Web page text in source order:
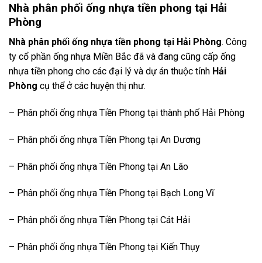
Nhà phân phối ống nhựa tiền phong tại Hải
Phòng
Nhà phân phối ống nhựa tiền phong tại Hải Phòng. Công
ty cổ phần ống nhựa Miền Bắc đã và đang cũng cấp ống
nhựa tiền phong cho các đại lý và dự án thuộc tỉnh Hải
Phòng cụ thể ở các huyện thị như.
– Phân phối ống nhựa Tiền Phong tại thành phố Hải Phòng
– Phân phối ống nhựa Tiền Phong tại An Dương
– Phân phối ống nhựa Tiền Phong tại An Lão
– Phân phối ống nhựa Tiền Phong tại Bạch Long Vĩ
– Phân phối ống nhựa Tiền Phong tại Cát Hải
– Phân phối ống nhựa Tiền Phong tại Kiến Thụy